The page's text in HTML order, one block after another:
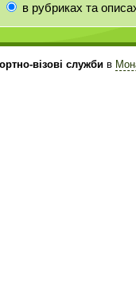
в рубриках та
візові служби в